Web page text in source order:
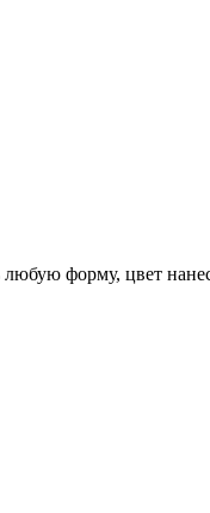
форму, цвет